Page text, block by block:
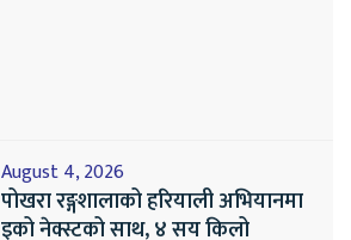
August 4, 2026
पोखरा रङ्गशालाको हरियाली अभियानमा
इको नेक्स्टको साथ, ४ सय किलो